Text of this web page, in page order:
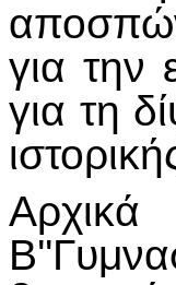
για την
για τη